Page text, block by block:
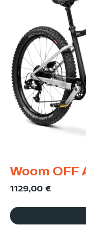
Woom OFF
1129,00€